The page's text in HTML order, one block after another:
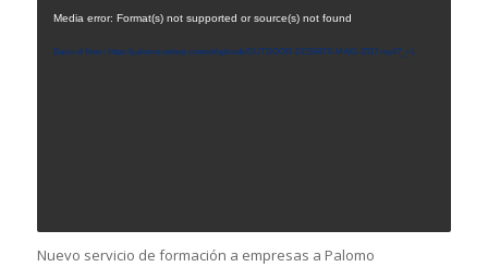
Media error: Format(s) not supported or source(s) not found
Baixa el fitxer: https://palomo.net/wp-content/uploads/OUTDOOR-DESPATX-MAIG-2017.mp4?_=1
Nuevo servicio de formación a empresas a Palomo